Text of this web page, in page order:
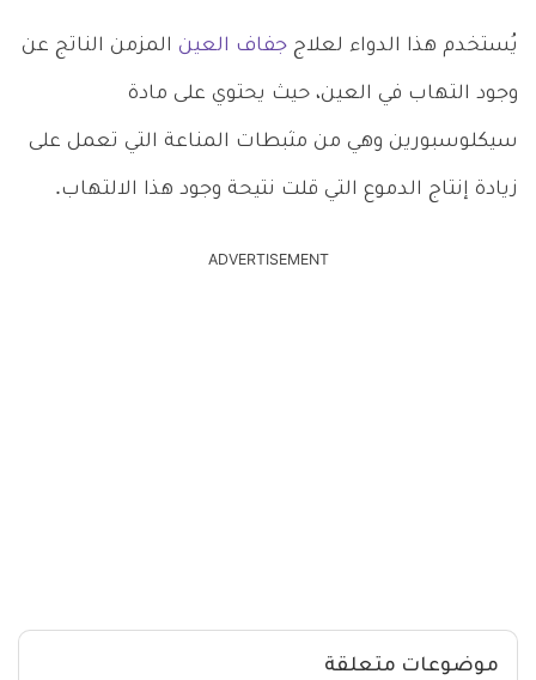
يُستخدم هذا الدواء لعلاج جفاف العين المزمن الناتج عن
وجود التهاب في العين، حيث يحتوي على مادة
سيكلوسبورين وهي من مثبطات المناعة التي تعمل على
زيادة إنتاج الدموع التي قلت نتيحة وجود هذا الالتهاب.
ADVERTISEMENT
موضوعات متعلقة